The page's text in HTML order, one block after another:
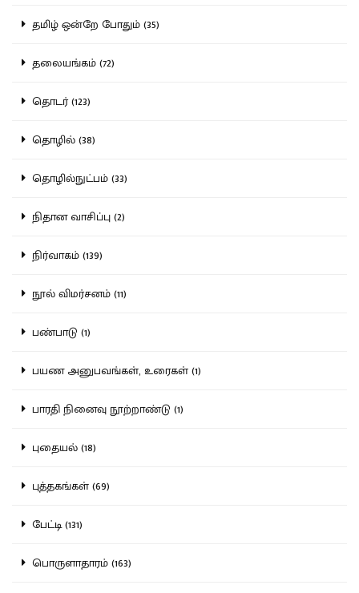
தமிழ் ஒன்றே போதும் (35)
தலையங்கம் (72)
தொடர் (123)
தொழில் (38)
தொழில்நுட்பம் (33)
நிதான வாசிப்பு (2)
நிர்வாகம் (139)
நூல் விமர்சனம் (11)
பண்பாடு (1)
பயண அனுபவங்கள், உரைகள் (1)
பாரதி நினைவு நூற்றாண்டு (1)
புதையல் (18)
புத்தகங்கள் (69)
பேட்டி (131)
பொருளாதாரம் (163)